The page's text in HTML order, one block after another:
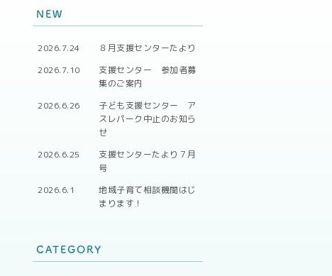
NEW
2026.7.24
８月支援センターたより
2026.7.10
支援センター 参加者募
集のご案内
2026.6.26
子ども支援センター ア
スレパーク中止のお知ら
せ
2026.6.25
支援センターたより７月
号
2026.6.1
地域子育て相談機関はじ
まります！
CATEGORY